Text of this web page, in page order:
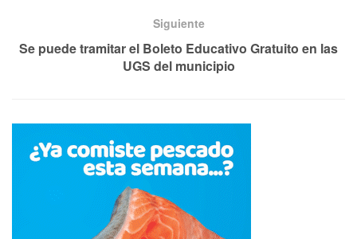
Siguiente
Se puede tramitar el Boleto Educativo Gratuito en las
UGS del municipio